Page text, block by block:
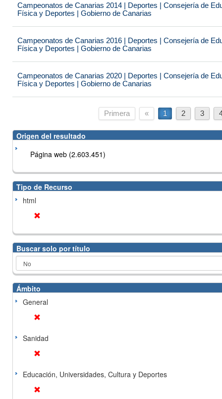
Campeonatos de Canarias 2014 | Deportes | Consejería de
Física y Deportes | Gobierno de Canarias
Campeonatos de Canarias 2016 | Deportes | Consejería de
Física y Deportes | Gobierno de Canarias
Campeonatos de Canarias 2020 | Deportes | Consejería de
Física y Deportes | Gobierno de Canarias
Primera « 1 2 3
Origen del resultado
Página web (2.603.451)
Tipo de Recurso
html
Buscar solo por título
Ámbito
General
Sanidad
Educación, Universidades, Cultura y Deportes